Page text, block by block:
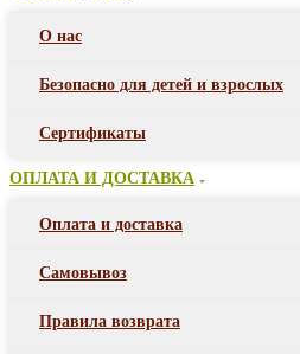
О нас
Безопасно для детей и взрослых
Сертификаты
ОПЛАТА И ДОСТАВКА
Оплата и доставка
Самовывоз
Правила возврата